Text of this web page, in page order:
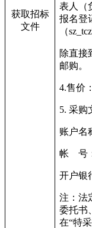
获取招标
文件
表人（
报名登
（
除直接
邮购。
4.售价
5. 采购
账户名
帐 号
开户银
注：法
委托书
在“特